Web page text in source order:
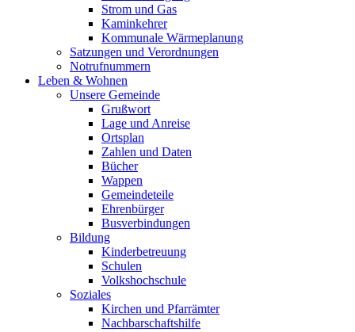
Strom und Gas
Kaminkehrer
Kommunale Wärmeplanung
Satzungen und Verordnungen
Notrufnummern
Leben & Wohnen
Unsere Gemeinde
Grußwort
Lage und Anreise
Ortsplan
Zahlen und Daten
Bücher
Wappen
Gemeindeteile
Ehrenbürger
Busverbindungen
Bildung
Kinderbetreuung
Schulen
Volkshochschule
Soziales
Kirchen und Pfarrämter
Nachbarschaftshilfe